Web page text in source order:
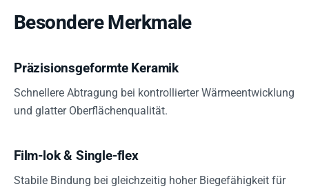
Besondere Merkmale
Präzisionsgeformte Keramik
Schnellere Abtragung bei kontrollierter Wärmeentwicklung
und glatter Oberflächenqualität.
Film-lok & Single-flex
Stabile Bindung bei gleichzeitig hoher Biegefähigkeit für